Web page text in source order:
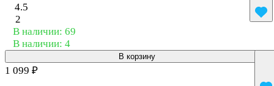
4.5
2
В наличии: 69
В наличии: 4
В корзину
1 099 ₽